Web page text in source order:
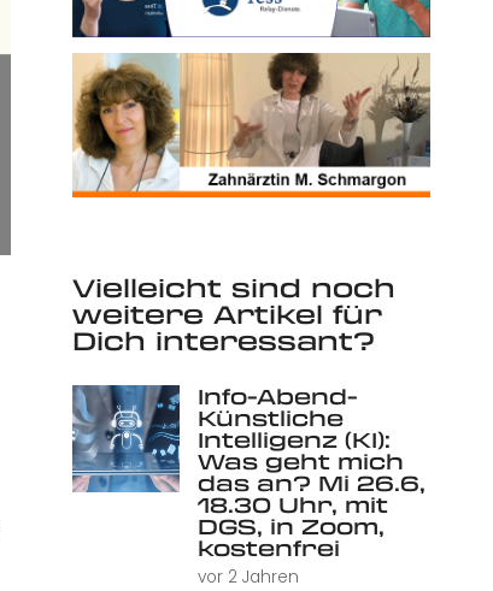
Vielleicht sind noch
weitere Artikel für
Dich interessant?
Info-Abend-
Künstliche
Intelligenz (KI):
Was geht mich
das an? Mi 26.6,
18.30 Uhr, mit
DGS, in Zoom,
kostenfrei
vor 2 Jahren